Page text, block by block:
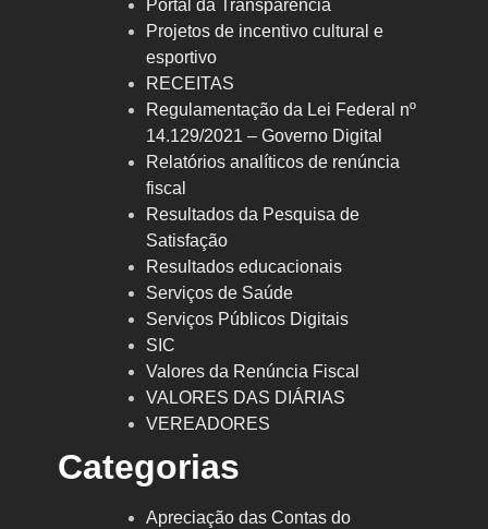
Portal da Transparência
Projetos de incentivo cultural e
esportivo
RECEITAS
Regulamentação da Lei Federal nº
14.129/2021 – Governo Digital
Relatórios analíticos de renúncia
fiscal
Resultados da Pesquisa de
Satisfação
Resultados educacionais
Serviços de Saúde
Serviços Públicos Digitais
SIC
Valores da Renúncia Fiscal
VALORES DAS DIÁRIAS
VEREADORES
Categorias
Apreciação das Contas do